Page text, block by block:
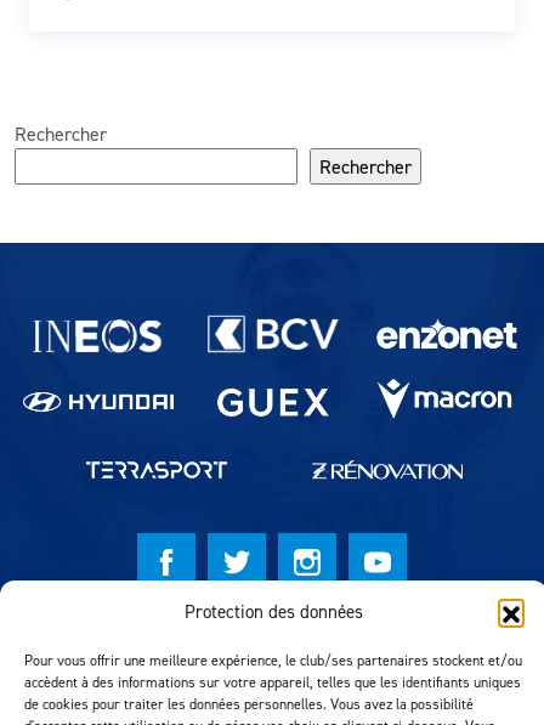
Protection des données
Pour vous offrir une meilleure expérience, le club/ses partenaires stockent et/ou
accèdent à des informations sur votre appareil, telles que les identifiants uniques
de cookies pour traiter les données personnelles. Vous avez la possibilité
Rechercher
Rechercher
Partenaires du lausanne-Sport
Réalisation MTM Agency